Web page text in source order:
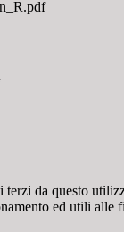
terzi da questo
ed utili alle